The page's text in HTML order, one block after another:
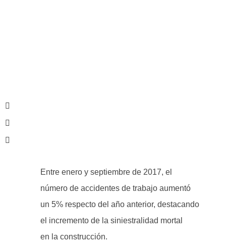
Entre enero y septiembre de 2017, el
número de accidentes de trabajo aumentó
un 5% respecto del año anterior, destacando
el incremento de la siniestralidad mortal
en la construcción.